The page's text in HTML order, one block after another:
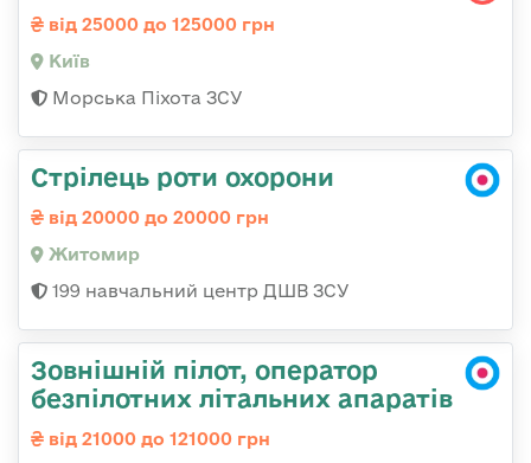
від 25000 до 125000 грн
Київ
Морська Піхота ЗСУ
Стрілець роти охорони
від 20000 до 20000 грн
Житомир
199 навчальний центр ДШВ ЗСУ
Зовнішній пілот, оператор
безпілотних літальних апаратів
від 21000 до 121000 грн